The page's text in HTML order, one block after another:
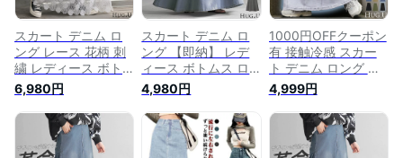
スカート デニム ロ
ング レース 花柄 刺
繍 レディース ボト
ムス デニムスカート
ロングスカート Aラ
イン フレア フレア
スカート マキシ マ
キシスカート ハイウ
6,980円
スカート デニム ロ
ング 【即納】 レデ
ィース ボトムス ロ
ングスカート デニム
スカート マキシスカ
ート ハイウエスト
パネル フレア フレ
アスカート 無地 綿
4,980円
1000円OFFクーポン
有 接触冷感 スカー
ト デニム ロング デ
ニムスカート Aライ
ン レディース ロン
グスカート ボトムス
ボトム フレア フレ
アスカート マキシ
4,999円